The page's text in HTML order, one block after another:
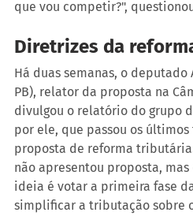
que vou competir?",
Diretrizes da
Há duas semanas, o deputado
PB), relator da proposta na
divulgou o relatório do grupo
por ele, que passou os
proposta de reforma
não apresentou proposta,
ideia é votar a primeira fase
simplificar a tributação sobre